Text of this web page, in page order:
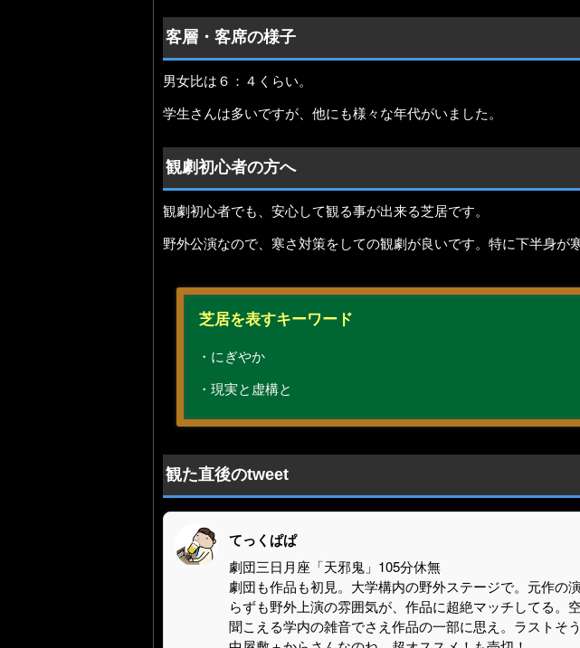
客層・客席の様子
男女比は６：４くらい。
学生さんは多いですが、他にも様々な年代がいました。
観劇初心者の方へ
観劇初心者でも、安心して観る事が出来る芝居です。
野外公演なので、寒さ対策をしての観劇が良いです。特に下半身が寒
芝居を表すキーワード
・にぎやか
・現実と虚構と
観た直後のtweet
てっくぱぱ
劇団三日月座「天邪鬼」105分休無
劇団も作品も初見。大学構内の野外ステージで。元作の
らずも野外上演の雰囲気が、作品に超絶マッチしてる。
聞こえる学内の雑音でさえ作品の一部に思え。ラストそ